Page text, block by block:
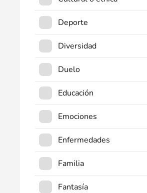
Deporte
Diversidad
Duelo
Educación
Emociones
Enfermedades
Familia
Fantasía